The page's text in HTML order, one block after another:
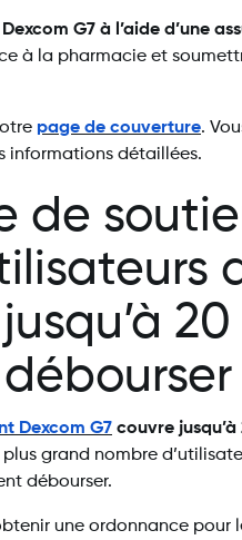
G7 à l’aide d’une
à la pharmacie et
page de couverture.
informations détaillées.
de
Dexcom G7 couvre
grand nombre
débourser.
une ordonnance pour